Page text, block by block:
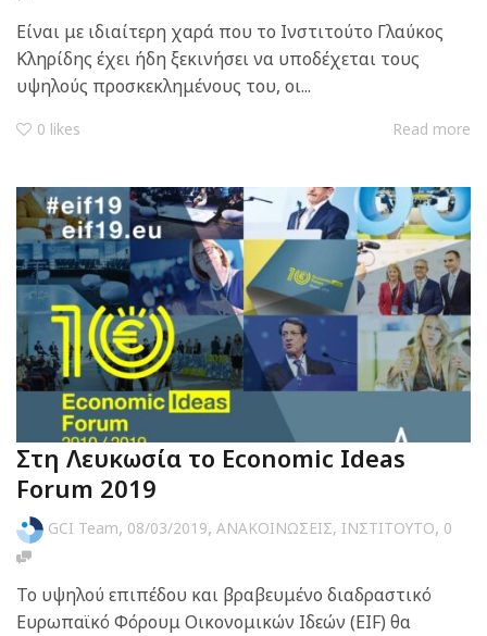
Είναι με ιδιαίτερη χαρά που το Ινστιτούτο Γλαύκος
Κληρίδης έχει ήδη ξεκινήσει να υποδέχεται τους
υψηλούς προσκεκλημένους του, οι...
0 likes Read more
Στη Λευκωσία το Economic Ideas
Forum 2019
GCI Team, 08/03/2019, ΑΝΑΚΟΙΝΩΣΕΙΣ, ΙΝΣΤΙΤΟΥΤΟ, 0
Το υψηλού επιπέδου και βραβευμένο διαδραστικό
Ευρωπαϊκό Φόρουμ Οικονομικών Ιδεών (EIF) θα